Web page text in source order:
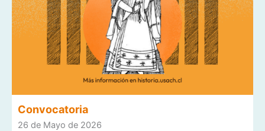
Convocatoria
26 de Mayo de 2026